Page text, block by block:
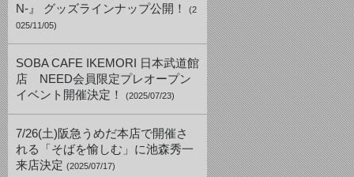
N-』 グッズラインナップ公開！
(2
025/11/05)
SOBA CAFE IKEMORI 日本武道館
店 NEED会員限定プレオープン
イベント開催決定！
(2025/07/23)
7/26(土)阪急うめだ本店で開催さ
れる「そばを愉しむ」に池森秀一
来店決定 (2025/07/17)